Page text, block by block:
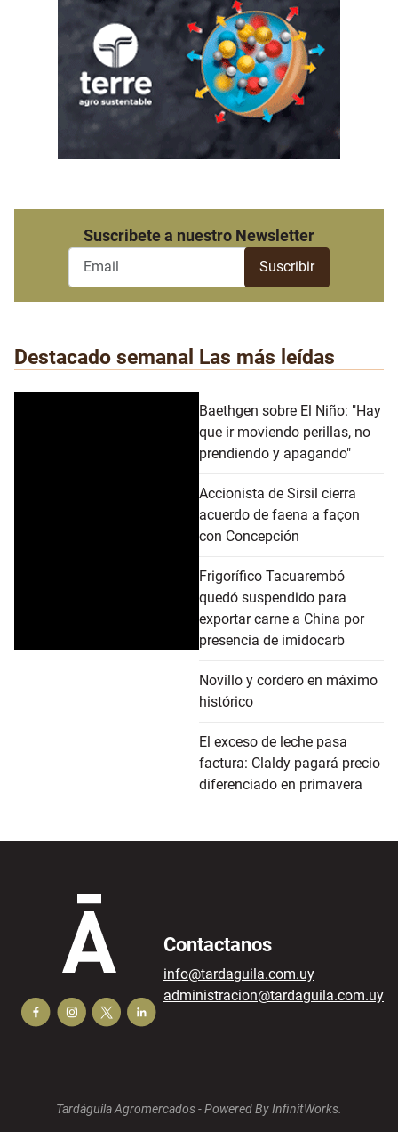
Suscribete a nuestro Newsletter
Destacado semanal Las más leídas
Baethgen sobre El Niño: "Hay
que ir moviendo perillas, no
prendiendo y apagando"
Accionista de Sirsil cierra
acuerdo de faena a façon
con Concepción
Frigorífico Tacuarembó
quedó suspendido para
exportar carne a China por
presencia de imidocarb
Novillo y cordero en máximo
histórico
El exceso de leche pasa
factura: Claldy pagará precio
diferenciado en primavera
Contactanos
info@tardaguila.com.uy
administracion@tardaguila.com.uy
Tardáguila Agromercados -Powered By InfinitWorks.